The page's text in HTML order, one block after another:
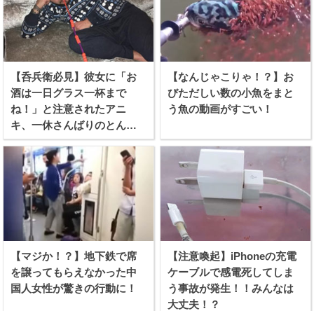
【呑兵衛必見】彼女に「お
酒は一日グラス一杯まで
ね！」と注意されたアニ
キ、一休さんばりのとんち
を利かせる！
【なんじゃこりゃ！？】お
びただしい数の小魚をまと
う魚の動画がすごい！
【マジか！？】地下鉄で席
を譲ってもらえなかった中
国人女性が驚きの行動に！
【注意喚起】iPhoneの充電
ケーブルで感電死してしま
う事故が発生！！みんなは
大丈夫！？